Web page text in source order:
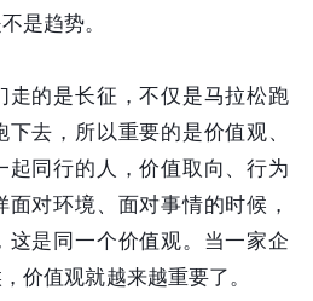
是趋势。
走的是长征，不仅是马拉松跑
去，所以重要的是价值观、
起同行的人，价值取向、行为
对环境、面对事情的时候，
这是同一个价值观。当一家企
价值观就越来越重要了。